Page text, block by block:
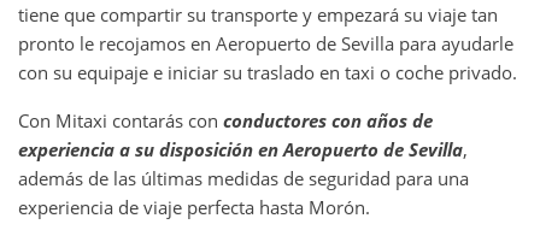
tiene que compartir su transporte y empezará su viaje tan
pronto le recojamos en Aeropuerto de Sevilla para ayudarle
con su equipaje e iniciar su traslado en taxi o coche privado.
Con Mitaxi contarás con conductores con años de
experiencia a su disposición enAeropuerto de Sevilla,
además de las últimas medidas de seguridad para una
experiencia de viaje perfecta hasta Morón.